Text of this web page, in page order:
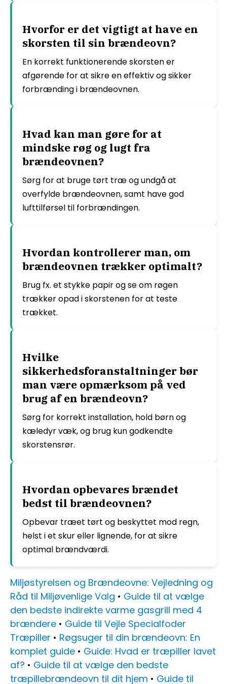
Hvorfor er det vigtigt at have en
skorsten til sin brændeovn?
En korrekt funktionerende skorsten er
afgørende for at sikre en effektiv og sikker
forbrænding i brændeovnen.
Hvad kan man gøre for at
mindske røg og lugt fra
brændeovnen?
Sørg for at bruge tørt træ og undgå at
overfylde brændeovnen, samt have god
lufttilførsel til forbrændingen.
Hvordan kontrollerer man, om
brændeovnen trækker optimalt?
Brug fx. et stykke papir og se om røgen
trækker opad i skorstenen for at teste
trækket.
Hvilke
sikkerhedsforanstaltninger bør
man være opmærksom på ved
brug af en brændeovn?
Sørg for korrekt installation, hold børn og
kæledyr væk, og brug kun godkendte
skorstensrør.
Hvordan opbevares brændet
bedst til brændeovnen?
Opbevar træet tørt og beskyttet mod regn,
helst i et skur eller lignende, for at sikre
optimal brændværdi.
Miljøstyrelsen og Brændeovne: Vejledning og
Råd til Miljøvenlige Valg • Guide til at vælge
den bedste indirekte varme gasgrill med 4
brændere • Guide til Vejle Specialfoder
Træpiller • Røgsuger til din brændeovn: En
komplet guide • Guide: Hvad er træpiller lavet
af? • Guide til at vælge den bedste
træpillebrændeovn til dit hjem • Guide til